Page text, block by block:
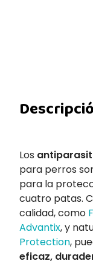
Los
para perros
para la
cuatro patas.
calidad, como
Advantix, y
Protection,
eficaz,